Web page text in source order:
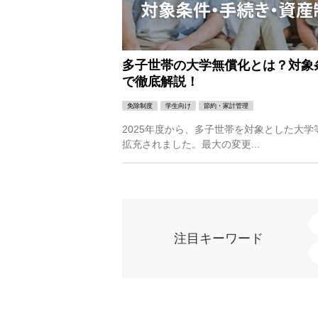
多子世帯の大学無償化とは？対
で徹底解説！
免除制度 学生向け 節約・家計管理
2025年度から、多子世帯を対象とした大
拡充されました。最大の変更...
注目キーワード